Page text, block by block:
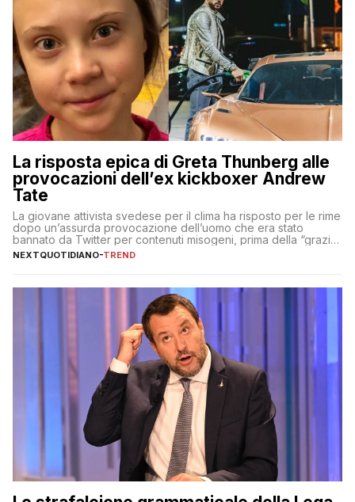
La risposta epica di Greta Thunberg alle
provocazioni dell’ex kickboxer Andrew
Tate
La giovane attivista svedese per il clima ha risposto per le rime
dopo un’assurda provocazione dell’uomo che era stato
bannato da Twitter per contenuti misogeni, prima della “grazia”
di Elon Musk
NEXTQUOTIDIANO-TREND